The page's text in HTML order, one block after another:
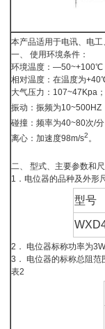
本产品适用于电讯、电
一、 使用环境条件：
环境温度：—50~+100℃
相对温度：在温度为
大气压力：107~47Kpa；
振动：振频为10~500HZ
碰撞：频率为40~80次/
离心：加速度98m/s2。
二、 型式、主要参数和
1．电位器的品种及外形
型号
2． 电位器标称功率为
3． 电位器的标称总阻
表2